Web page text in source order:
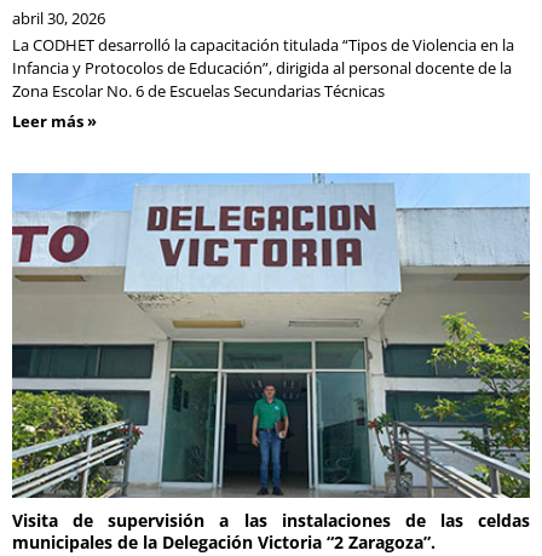
abril 30, 2026
La CODHET desarrolló la capacitación titulada “Tipos de Violencia en la
Infancia y Protocolos de Educación”, dirigida al personal docente de la
Zona Escolar No. 6 de Escuelas Secundarias Técnicas
Leer más »
Visita de supervisión a las instalaciones de las celdas
municipales de la Delegación Victoria “2 Zaragoza”.